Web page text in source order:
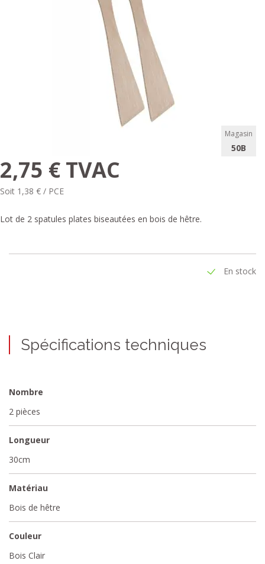
Magasin
50B
2,75 € TVAC
Soit 1,38 € / PCE
Lot de 2 spatules plates biseautées en bois de hêtre.
En stock
Spécifications techniques
Nombre
2 pièces
Longueur
30cm
Matériau
Bois de hêtre
Couleur
Bois Clair